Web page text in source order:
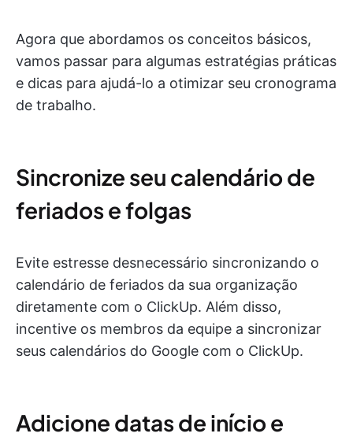
Agora que abordamos os conceitos básicos,
vamos passar para algumas estratégias práticas
e dicas para ajudá-lo a otimizar seu cronograma
de trabalho.
Sincronize seu calendário de
feriados e folgas
Evite estresse desnecessário sincronizando o
calendário de feriados da sua organização
diretamente com o ClickUp. Além disso,
incentive os membros da equipe a sincronizar
seus calendários do Google com o ClickUp.
Adicione datas de início e